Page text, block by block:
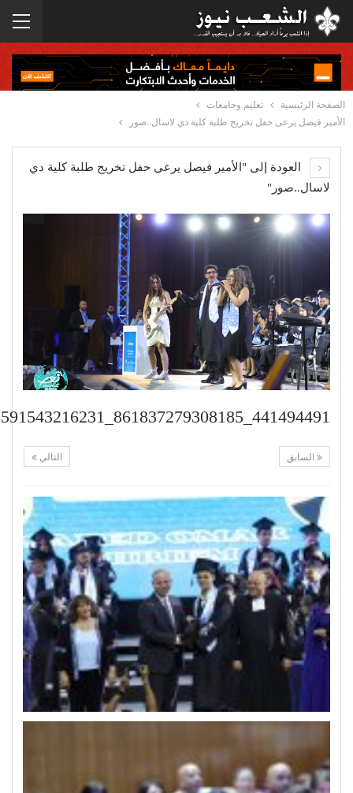
الصفحة الرئيسية
تعليم وجامعات
الأمير فيصل يرعى حفل تخريج طلبة كلية دي لاسال..صور
العودة إلى "الأمير فيصل يرعى حفل تخريج طلبة كلية دي
لاسال..صور"
441494491_861837279308185_1183439591543216231_n
التالي السابق